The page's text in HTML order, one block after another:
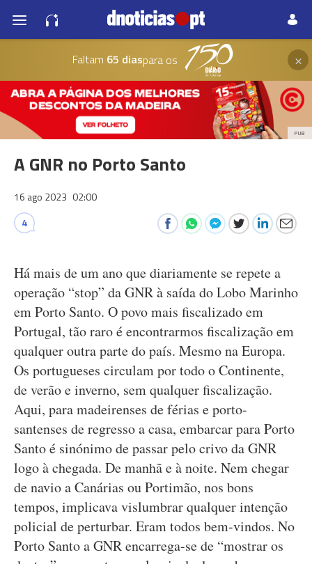
Faltam 65 diaspara os ×
PUB
A GNR no Porto Santo
16 ago 2023 02:00
4
Há mais de um ano que diariamente se repete a
operação “stop” da GNR à saída do Lobo Marinho
em Porto Santo. O povo mais fiscalizado em
Portugal, tão raro é encontrarmos fiscalização em
qualquer outra parte do país. Mesmo na Europa.
Os portugueses circulam por todo o Continente,
de verão e inverno, sem qualquer fiscalização.
Aqui, para madeirenses de férias e porto-
santenses de regresso a casa, embarcar para Porto
Santo é sinónimo de passar pelo crivo da GNR
logo à chegada. De manhã e à noite. Nem chegar
de navio a Canárias ou Portimão, nos bons
tempos, implicava vislumbrar qualquer intenção
policial de perturbar. Eram todos bem-vindos. No
Porto Santo a GNR encarrega-se de “mostrar os